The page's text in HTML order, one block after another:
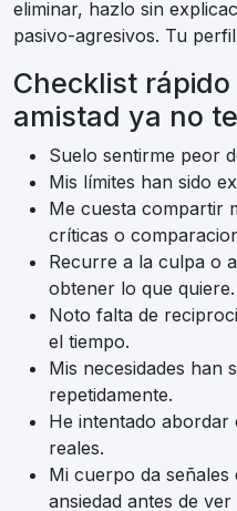
eliminar, hazlo sin
pasivo-agresivos. Tu
Checklist
amistad ya no
Suelo sentirme peor
Mis límites han sido
Me cuesta compartir
críticas o
Recurre a la culpa o
obtener lo que quiere.
Noto falta de
el tiempo.
Mis necesidades han
repetidamente.
He intentado
reales.
Mi cuerpo da señales
ansiedad antes de